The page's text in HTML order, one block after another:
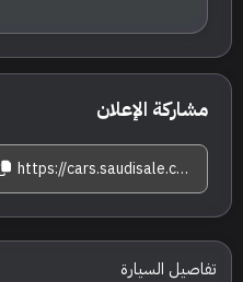
مشاركة الإعلان
https://cars.saudisale.com/listings/5o9Be1/2025-%D9%81%D9%8A%D8%B1%D8%A7%D8%B1%D9%8A-12-%D8%B3%D9%8A%D9%84%D9%8A%D9%86%D8%AF%D8%B1
تفاصيل السيارة